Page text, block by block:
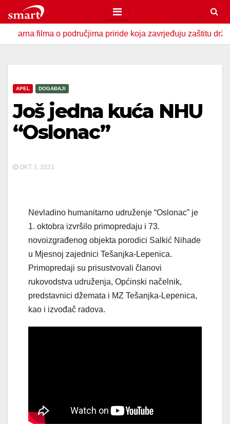
to
contento područjima priride koja zavrjeđuju zaštitu države
APEL DOGAĐAJI
Još jedna kuća NHU
“Oslonac”
OKT 3, 2021
Nevladino humanitarno udruženje “Oslonac” je
1. oktobra izvršilo primopredaju i 73.
novoizgrađenog objekta porodici Salkić Nihade
u Mjesnoj zajednici Tešanjka-Lepenica.
Primopredaji su prisustvovali članovi
rukovodstva udruženja, Općinski načelnik,
predstavnici džemata i MZ Tešanjka-Lepenica,
kao i izvođač radova.